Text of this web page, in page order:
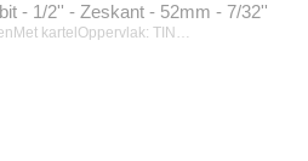
- 1/2'' - Zeskant - 52mm - 7/32''
kartelOppervlak: TIN…